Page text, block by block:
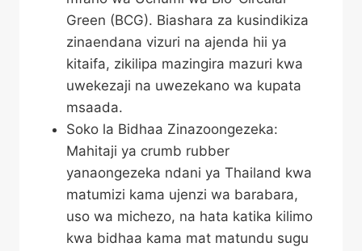
Green (BCG). Biashara za kusindikiza
zinaendana vizuri na ajenda hii ya
kitaifa, zikilipa mazingira mazuri kwa
uwekezaji na uwezekano wa kupata
msaada.
Soko la Bidhaa Zinazoongezeka:
Mahitaji ya crumb rubber
yanaongezeka ndani ya Thailand kwa
matumizi kama ujenzi wa barabara,
uso wa michezo, na hata katika kilimo
kwa bidhaa kama mat matundu sugu